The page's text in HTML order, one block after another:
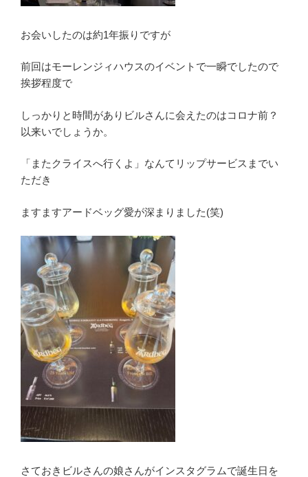
お会いしたのは約1年振りですが
前回はモーレンジィハウスのイベントで一瞬でしたので
挨拶程度で
しっかりと時間がありビルさんに会えたのはコロナ前？
以来いでしょうか。
「またクライスへ行くよ」なんてリップサービスまでい
ただき
ますますアードベッグ愛が深まりました(笑)
さておきビルさんの娘さんがインスタグラムで誕生日を